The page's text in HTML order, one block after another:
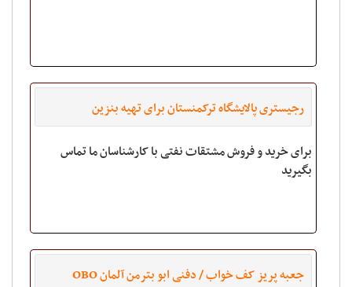
رجیستری پالایشگاه ترکمنستان برای تهیه بنزین
برای خرید و فروش مشتقات نفتی با کارشناسان ما تماس
بگیرید
جعبه پریز کف خواب / دفنی ابو بترمن آلمان OBO